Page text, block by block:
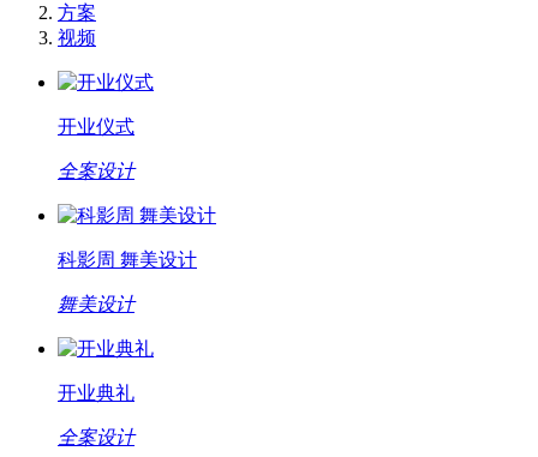
方案
视频
开业仪式
全案设计
科影周 舞美设计
舞美设计
开业典礼
全案设计